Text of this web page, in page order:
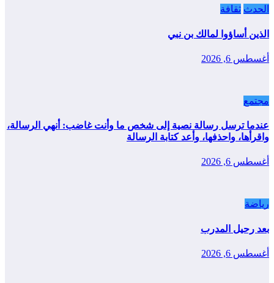
الحدث ثقافة
الذين أساؤوا لمالك بن نبي
أغسطس 6, 2026
مجتمع
عندما ترسل رسالة نصية إلى شخص ما وأنت غاضب: أنهي الرسالة،
واقرأها، واحذفها، وأعد كتابة الرسالة
أغسطس 6, 2026
رياضة
بعد رحيل المدرب
أغسطس 6, 2026